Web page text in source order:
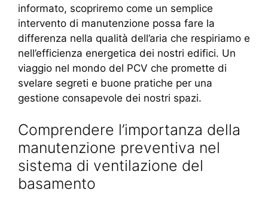
informato, scopriremo come un semplice
intervento di manutenzione possa fare la
differenza nella qualità dell’aria che respiriamo e
nell’efficienza energetica dei nostri edifici. Un
viaggio nel mondo del PCV che promette di
svelare segreti e buone pratiche per una
gestione consapevole dei nostri spazi.
Comprendere l’importanza della
manutenzione preventiva nel
sistema di ventilazione del
basamento